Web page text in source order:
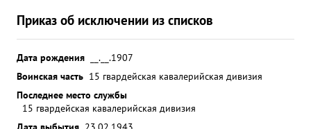
Приказ об исключении из списков
Дата рождения
__.__.1907
Воинская часть 15 гвардейская кавалерийская дивизия
Последнее место службы
15 гвардейская кавалерийская дивизия